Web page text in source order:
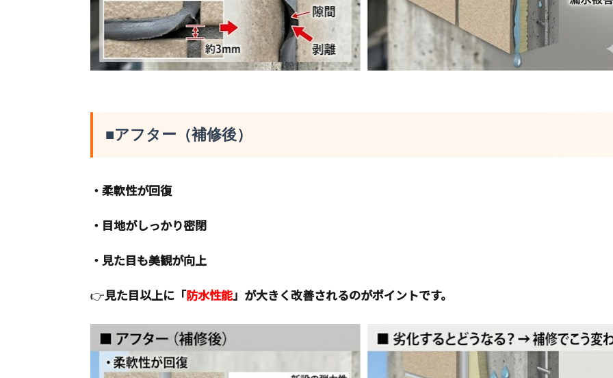
■アフター（補修後）
・柔軟性が回復
・目地がしっかり密閉
・見た目も美観が向上
👉見た目以上に「防水性能」が大きく改善されるのがポイントです。